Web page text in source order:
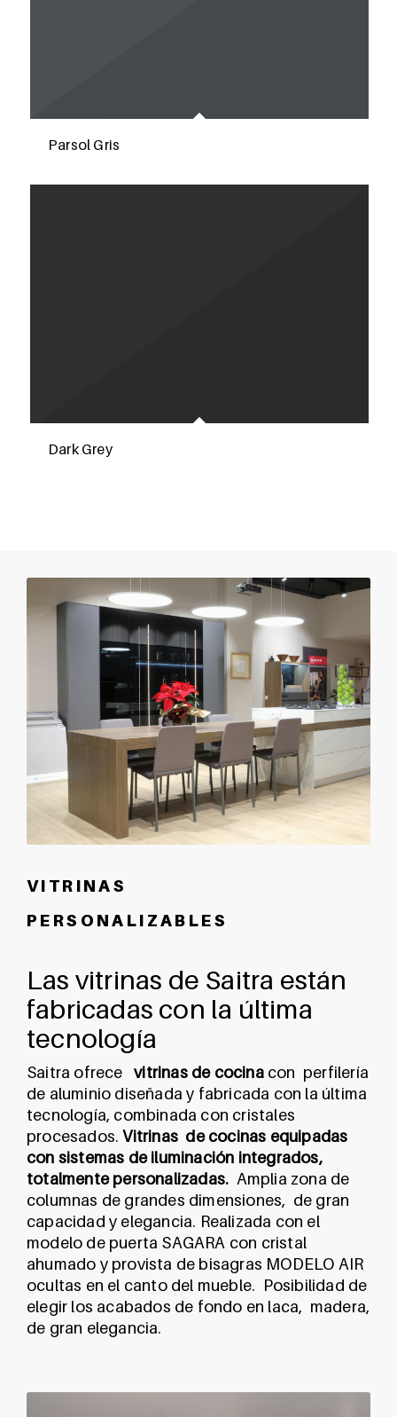
Parsol Gris
Dark Grey
V I T R I N A S
P E R S O N A L I Z A B L E S
Las vitrinas de Saitra están
fabricadas con la última
tecnología
Saitra ofrece vitrinas de cocinacon perfilería
de aluminio diseñada y fabricada con la última
tecnología, combinada con cristales
procesados.Vitrinas de cocinas equipadas
con sistemas de iluminación integrados,
totalmente personalizadas. Amplia zona de
columnas de grandes dimensiones, de gran
capacidad y elegancia. Realizada con el
modelo de puerta SAGARA con cristal
ahumado y provista de bisagras MODELO AIR
ocultas en el canto del mueble. Posibilidad de
elegir los acabados de fondo en laca, madera,
de gran elegancia.